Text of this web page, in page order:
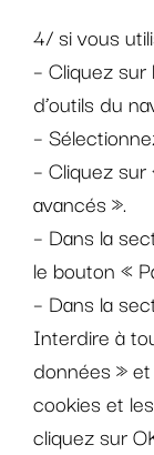
4/ si vous
– Cliquez
d’outils du
–
– Cliquez
avancés ».
– Dans la
le bouton «
– Dans la
Interdire à
données »
cookies et
cliquez sur